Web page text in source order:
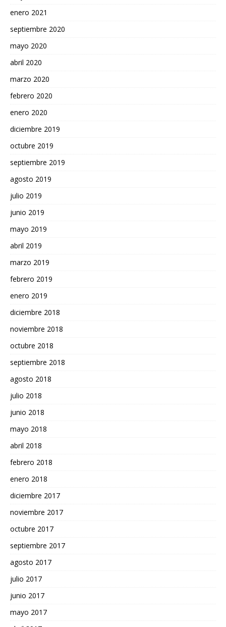
enero 2021
septiembre 2020
mayo 2020
abril 2020
marzo 2020
febrero 2020
enero 2020
diciembre 2019
octubre 2019
septiembre 2019
agosto 2019
julio 2019
junio 2019
mayo 2019
abril 2019
marzo 2019
febrero 2019
enero 2019
diciembre 2018
noviembre 2018
octubre 2018
septiembre 2018
agosto 2018
julio 2018
junio 2018
mayo 2018
abril 2018
febrero 2018
enero 2018
diciembre 2017
noviembre 2017
octubre 2017
septiembre 2017
agosto 2017
julio 2017
junio 2017
mayo 2017